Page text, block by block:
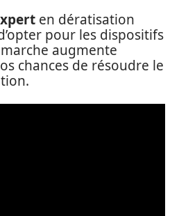
en dératisation
pour les dispositifs
augmente
chances de résoudre le